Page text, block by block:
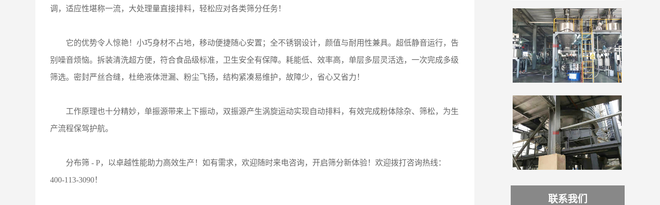
调，适应性堪称一流，大处理量直接排料，轻松应对各类筛分任务！
它的优势令人惊艳！小巧身材不占地，移动便捷随心安置；全不锈钢设计，颜值与耐用性兼具。超低静音运行，告
别噪音烦恼。拆装清洗超方便，符合食品级标准，卫生安全有保障。耗能低、效率高，单层多层灵活选，一次完成多级
筛选。密封严丝合缝，杜绝液体泄漏、粉尘飞扬，结构紧凑易维护，故障少，省心又省力！
工作原理也十分精妙，单振源带来上下振动，双振源产生涡旋运动实现自动排料，有效完成粉体除杂、筛松，为生
产流程保驾护航。
分布筛 - P，以卓越性能助力高效生产！如有需求，欢迎随时来电咨询，开启筛分新体验！欢迎拨打咨询热线：
400-113-3090！
联系我们